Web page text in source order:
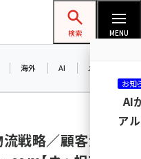
担当者フォーラム
検索 MENU
海外 AI メタバース
戦略／顧客満足
お知
AI
ア